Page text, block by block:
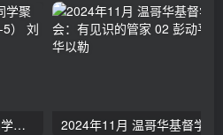
2024年 多伦多基督学房同学聚会：有福的教会（帖后1：1-5） 刘志雄